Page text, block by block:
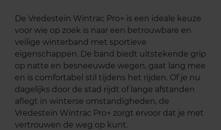
De Vredestein Wintrac Pro+ is een ideale keuze
voor wie op zoek is naar een betrouwbare en
veilige winterband met sportieve
eigenschappen. De band biedt uitstekende grip
op natte en besneeuwde wegen, gaat lang mee
en is comfortabel stil tijdens het rijden. Of je nu
dagelijks door de stad rijdt of lange afstanden
aflegt in winterse omstandigheden, de
Vredestein Wintrac Pro+ zorgt ervoor dat je met
vertrouwen de weg op kunt.